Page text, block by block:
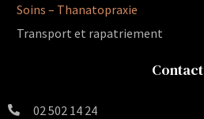
Soins – Thanatopraxie
Transport et rapatriement
Contact
02 502 14 24